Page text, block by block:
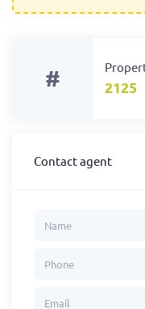
# 2125
Contact agent